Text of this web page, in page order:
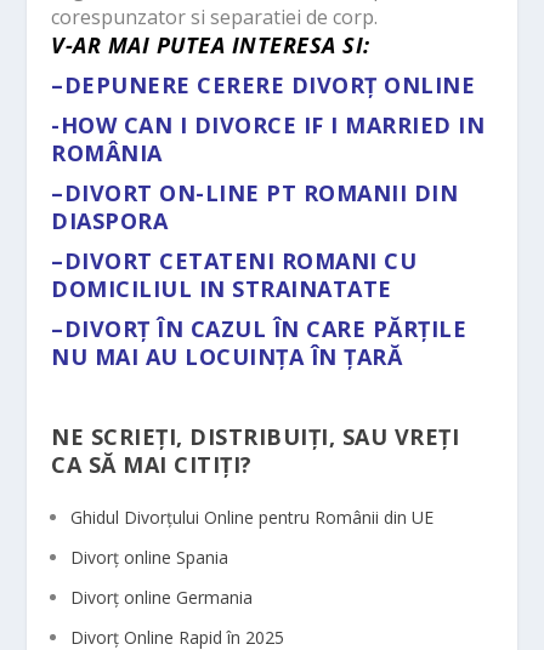
corespunzator si separatiei de corp.
V-AR MAI PUTEA INTERESA SI:
–DEPUNERE CERERE DIVORȚ ONLINE
-HOW CAN I DIVORCE IF I MARRIED IN
ROMÂNIA
–DIVORT ON-LINE PT ROMANII DIN
DIASPORA
–DIVORT CETATENI ROMANI CU
DOMICILIUL IN STRAINATATE
–DIVORȚ ÎN CAZUL ÎN CARE PĂRȚILE
NU MAI AU LOCUINȚA ÎN ȚARĂ
NE SCRIEȚI, DISTRIBUIȚI, SAU VREȚI
CA SĂ MAI CITIȚI?
Ghidul Divorțului Online pentru Românii din UE
Divorț online Spania
Divorț online Germania
Divorț Online Rapid în 2025